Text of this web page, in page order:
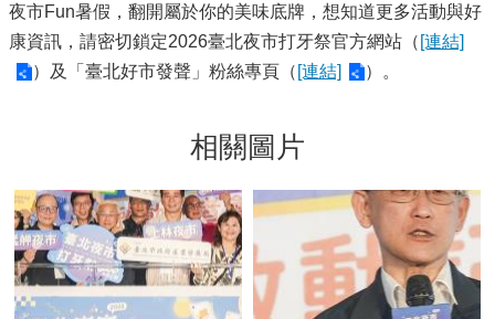
夜市Fun暑假，翻開屬於你的美味底牌，想知道更多活動與好
康資訊，請密切鎖定2026臺北夜市打牙祭官方網站（ [連結]
）及「臺北好市發聲」粉絲專頁（ [連結] ）。
相關圖片